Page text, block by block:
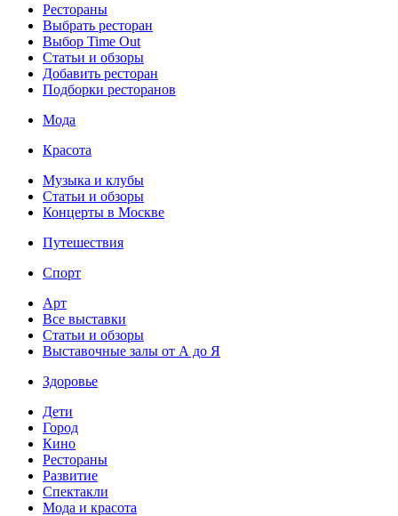
Рестораны
Выбрать ресторан
Выбор Time Out
Статьи и обзоры
Добавить ресторан
Подборки ресторанов
Мода
Красота
Музыка и клубы
Статьи и обзоры
Концерты в Москве
Путешествия
Спорт
Арт
Все выставки
Статьи и обзоры
Выставочные залы от А до Я
Здоровье
Дети
Город
Кино
Рестораны
Развитие
Спектакли
Мода и красота